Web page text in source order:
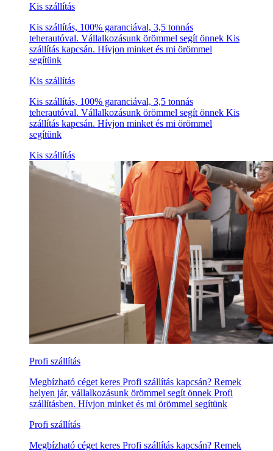
Kis szállítás
Kis szállítás, 100% garanciával, 3,5 tonnás
teherautóval. Vállalkozásunk örömmel segít önnek Kis
szállítás kapcsán. Hívjon minket és mi örömmel
segítünk
Kis szállítás
Kis szállítás, 100% garanciával, 3,5 tonnás
teherautóval. Vállalkozásunk örömmel segít önnek Kis
szállítás kapcsán. Hívjon minket és mi örömmel
segítünk
Kis szállítás
Profi szállítás
Megbízható céget keres Profi szállítás kapcsán? Remek
helyen jár, vállalkozásunk örömmel segít önnek Profi
szállításben. Hívjon minket és mi örömmel segítünk
Profi szállítás
Megbízható céget keres Profi szállítás kapcsán? Remek